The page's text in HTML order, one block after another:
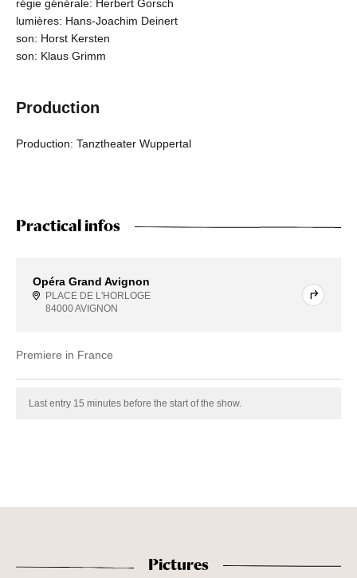
régie générale: Herbert Gorsch
lumières: Hans-Joachim Deinert
son: Horst Kersten
son: Klaus Grimm
Production
Production: Tanztheater Wuppertal
Practical infos
Opéra Grand Avignon
PLACE DE L'HORLOGE
84000 AVIGNON
Premiere in France
Last entry 15 minutes before the start of the show.
Pictures